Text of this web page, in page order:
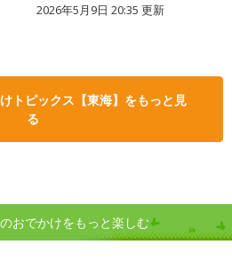
2026年5月9日 20:35 更新
トピックス【東海】をもっと見
る
おでかけをもっと楽しむ